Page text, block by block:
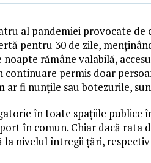
al pandemiei provocate de
pentru 30 de zile,
rămâne valabilă,
permis doar
ar fi nunțile sau botezurile,
în toate spațiile publice
în comun. Chiar dacă rata
nivelul întregii țări, respectiv